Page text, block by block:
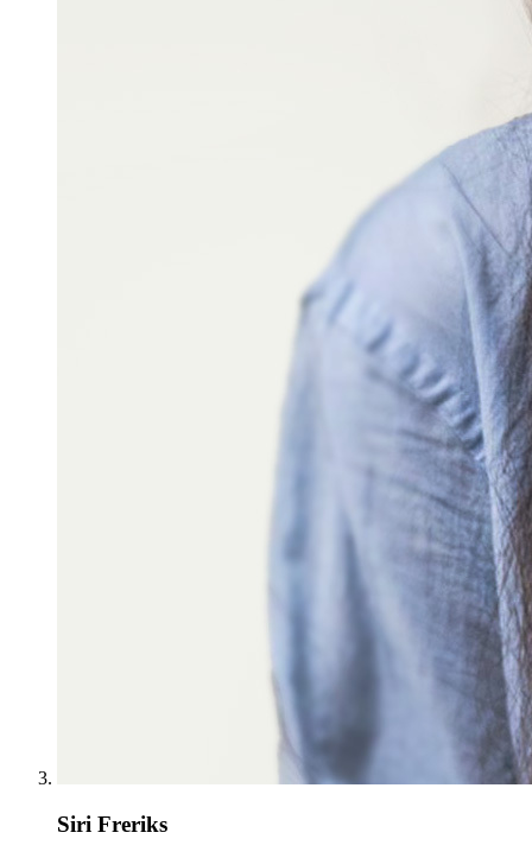
Siri Freriks